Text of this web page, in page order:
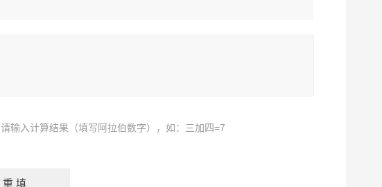
请输入计算结果（填写阿拉伯数字），如：三加四=7